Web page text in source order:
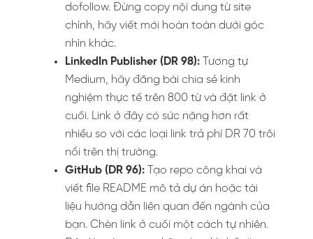
dofollow. Đừng copy nội dung từ site
chính, hãy viết mới hoàn toàn dưới góc
nhìn khác.
LinkedIn Publisher (DR 98): Tương tự
Medium, hãy đăng bài chia sẻ kinh
nghiệm thực tế trên 800 từ và đặt link ở
cuối. Link ở đây có sức nặng hơn rất
nhiều so với các loại link trả phí DR 70 trôi
nổi trên thị trường.
GitHub (DR 96): Tạo repo công khai và
viết file README mô tả dự án hoặc tài
liệu hướng dẫn liên quan đến ngành của
bạn. Chèn link ở cuối một cách tự nhiên.